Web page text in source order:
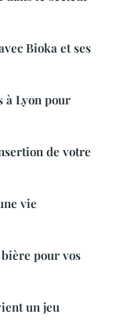
Bioka et ses
à Lyon pour
de votre
vie
pour vos
un jeu